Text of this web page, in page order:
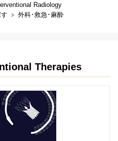
Radiology
外科･救急･麻酔
Therapies